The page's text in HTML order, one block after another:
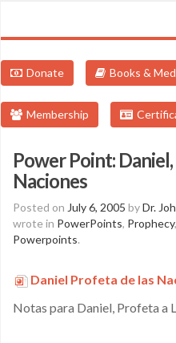
Donate Books &
Membership
Power Point:
Naciones
Posted on July 6, 2005 byDr.
wrote in PowerPoints, Prophecy,
Powerpoints.
Daniel Profeta de las
Notas para Daniel, Profeta a